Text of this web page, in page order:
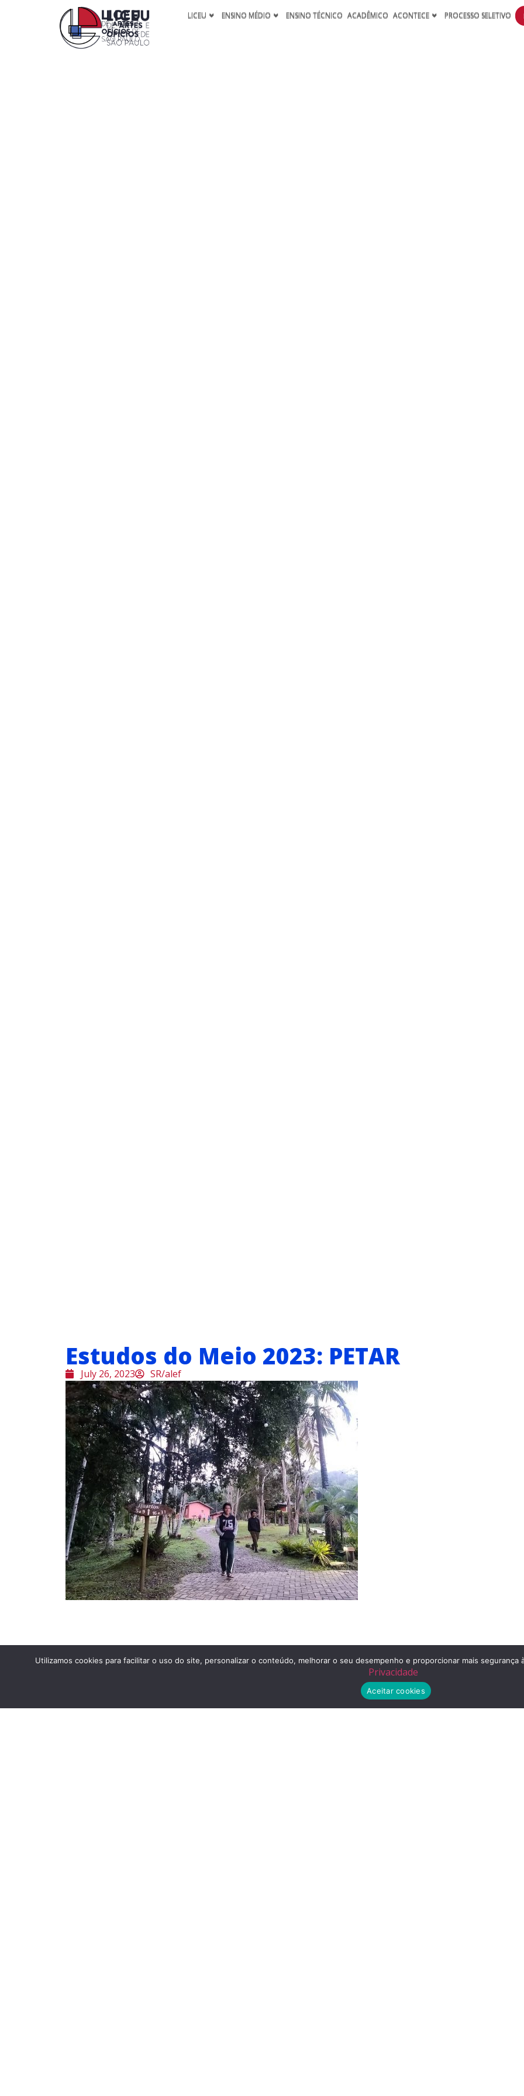
LICEU ENSINO MÉDIO ENSINO TÉCNICO ACADÊMICO ACONTECE PROCESSO SELETIVO
Estudos do Meio 2023: PETAR
July 26, 2023 SR/alef
ANTERIOR
Utilizamos cookies para facilitar o uso do site, personalizar o conteúdo, melhorar o seu desempenho e proporcionar mais segurança
Privacidade
Aceitar cookies